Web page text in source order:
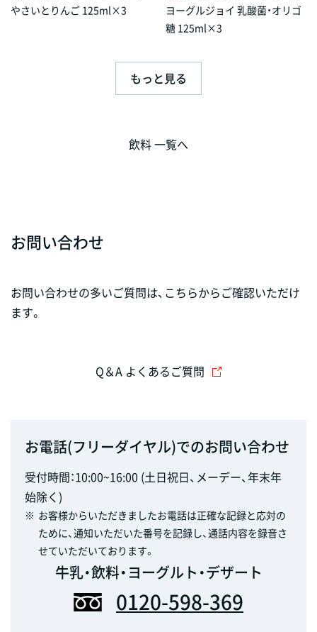
やさいとりんご 125ml×3
ヨーグルジョイ 乳酸菌・オリゴ
糖 125ml×3
もっと見る
飲料 一覧へ
お問い合わせ
お問い合わせの多いご質問は、こちらからご確認いただけ
ます。
Q＆A よくあるご質問
お電話(フリーダイヤル)でのお問い合わせ
受付時間：10:00~16:00 (土日祝日、メーデー、年末年
始除く)
※ お客様からいただきましたお電話は正確な記録と応対の
ために、通知いただいた番号を記録し、通話内容を録音さ
せていただいております。
牛乳・飲料・ヨーグルト・デザート
0120-598-369